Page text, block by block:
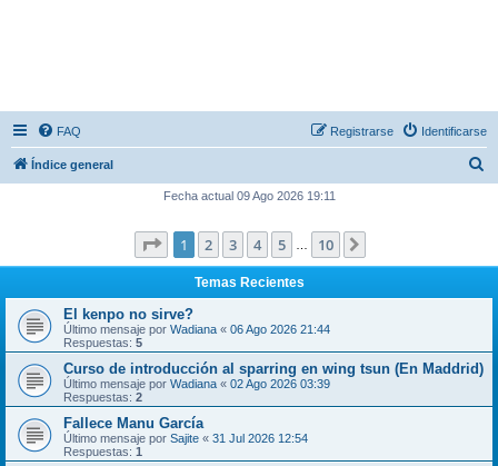
FAQ Identificarse
Registrarse
Índice general
a
r
Fecha actual 09 Ago 2026 19:11
Página de 10
1 2 3 4 5 10
Temas Recientes
El kenpo no sirve?
Último mensaje por Wadiana « 06 Ago 2026 21:44
Respuestas: 5
Curso de introducción al sparring en wing tsun (En Maddrid)
Último mensaje por Wadiana « 02 Ago 2026 03:39
Respuestas: 2
Fallece Manu García
Último mensaje por Sajite « 31 Jul 2026 12:54
Respuestas: 1